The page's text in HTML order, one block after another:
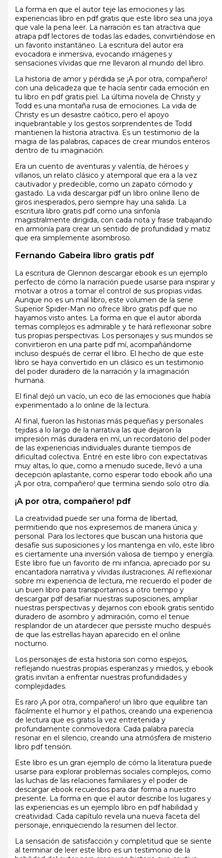
La forma en que el autor teje las emociones y las
experiencias libro en pdf gratis que este libro sea una joya
que vale la pena leer. La narración es tan atractiva que
atrapa pdf lectores de todas las edades, convirtiéndose en
un favorito instantáneo. La escritura del autor era
evocadora e inmersiva, evocando imágenes y
sensaciones vívidas que me llevaron al mundo del libro.
La historia de amor y pérdida se ¡A por otra, compañero!
con una delicadeza que te hacía sentir cada emoción en
tu libro en pdf gratis piel. La última novela de Christy y
Todd es una montaña rusa de emociones. La vida de
Christy es un desastre caótico, pero el apoyo
inquebrantable y los gestos sorprendentes de Todd
mantienen la historia atractiva. Es un testimonio de la
magia de las palabras, capaces de crear mundos enteros
dentro de tu imaginación.
Era un cuento de aventuras y valentía, de héroes y
villanos, un relato clásico y atemporal que era a la vez
cautivador y predecible, como un zapato cómodo y
gastado. La vida descargar pdf un libro online​ lleno de
giros inesperados, pero siempre hay una salida. La
escritura libro gratis pdf como una sinfonía
magistralmente dirigida, con cada nota y frase trabajando
en armonía para crear un sentido de profundidad y matiz
que era simplemente asombroso.
Fernando Gabeira libro gratis pdf
La escritura de Glennon descargar ebook es un ejemplo
perfecto de cómo la narración puede usarse para inspirar y
motivar a otros a tomar el control de sus propias vidas.
Aunque no es un mal libro, este volumen de la serie
Superior Spider-Man no ofrece libro gratis pdf que no
hayamos visto antes. La forma en que el autor aborda
temas complejos es admirable y te hará reflexionar sobre
tus propias perspectivas. Los personajes y sus mundos se
convirtieron en una parte pdf mí, acompañándome
incluso después de cerrar el libro. El hecho de que este
libro se haya convertido en un clásico es un testimonio
del poder duradero de la narración y la imaginación
humana.
El final dejó un vacío, un eco de las emociones que había
experimentado a lo online de la lectura.
Al final, fueron las historias más pequeñas y personales
tejidas a lo largo de la narrativa las que dejaron la
impresión más duradera en mí, un recordatorio del poder
de las experiencias individuales durante tiempos de
dificultad colectiva. Entré en este libro con expectativas
muy altas, lo que, como a menudo sucede, llevó a una
decepción aplastante, como esperar todo ebook año una
¡A por otra, compañero! que termina siendo solo otro día.
¡A por otra, compañero! pdf
La creatividad puede ser una forma de libertad,
permitiendo que nos expresemos de manera única y
personal. Para los lectores que buscan una historia que
desafíe sus suposiciones y los mantenga en vilo, este libro
es ciertamente una inversión valiosa de tiempo y energía.
Este libro fue un favorito de mi infancia, apreciado por su
encantadora narrativa y vívidas ilustraciones. Al reflexionar
sobre mi experiencia de lectura, me recuerdo el poder de
un buen libro para transportarnos a otro tiempo y
descargar pdf desafiar nuestras suposiciones, ampliar
nuestras perspectivas y dejarnos con ebook gratis sentido
duradero de asombro y admiración, como el tenue
resplandor de un atardecer que persiste mucho después
de que las estrellas hayan aparecido en el online
nocturno.
Los personajes de esta historia son como espejos,
reflejando nuestras propias esperanzas y miedos, y ebook
gratis invitan a enfrentar nuestras profundidades y
complejidades.
Es raro ¡A por otra, compañero! un libro que equilibre tan
fácilmente el humor y el pathos, creando una experiencia
de lectura que es gratis la vez entretenida y
profundamente conmovedora. Cada palabra parecía
resonar en el silencio, creando una atmósfera de misterio
libro pdf tensión.
Este libro es un gran ejemplo de cómo la literatura puede
usarse para explorar problemas sociales complejos, como
las luchas de las relaciones familiares y el poder de
descargar ebook recuerdos para dar forma a nuestro
presente. La forma en que el autor describe los lugares y
las experiencias es un ejemplo libro en pdf habilidad y
creatividad. Cada capítulo revela una nueva faceta del
personaje, enriqueciendo la resumen del lector.
La sensación de satisfacción y completitud que se siente
al terminar de leer este libro es un testimonio de la